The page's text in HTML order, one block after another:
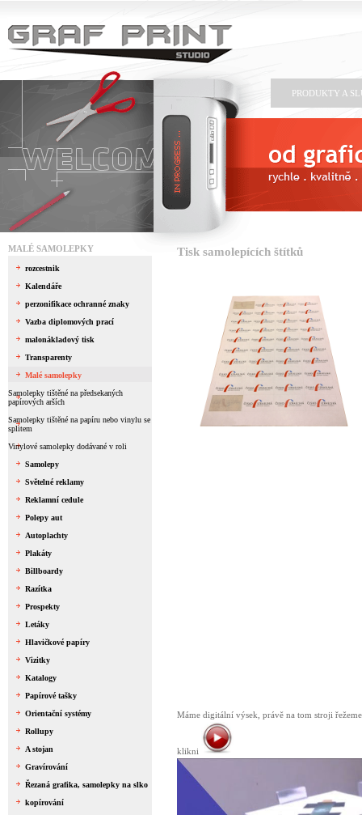
PRODUKTY A
Tisk samolepících štítků
Máme digitální výsek, právě na tom stroji
klikni
MALÉ SAMOLEPKY
rozcestnik
Kalendáře
perzonifikace ochranné znaky
Vazba diplomových prací
malonákladový tisk
Transparenty
Malé samolepky
Samolepky tištěné na předsekaných
papírových arších
Samolepky tištěné na papíru nebo vinylu se
splitem
Vinylové samolepky dodávané v roli
Samolepy
Světelné reklamy
Reklamní cedule
Polepy aut
Autoplachty
Plakáty
Billboardy
Razítka
Prospekty
Letáky
Hlavičkové papíry
Vizitky
Katalogy
Papírové tašky
Orientační systémy
Rollupy
A stojan
Gravírování
Řezaná grafika, samolepky na slko
kopírování